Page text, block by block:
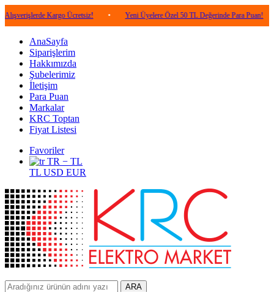
Kargo Ücretsiz! • Yeni Üyelere Özel 50 TL Değerinde Para Puan! •
AnaSayfa
Siparişlerim
Hakkımızda
Şubelerimiz
İletişim
Para Puan
Markalar
KRC Toptan
Fiyat Listesi
Favoriler
TR − TL
TL USD EUR
ARA